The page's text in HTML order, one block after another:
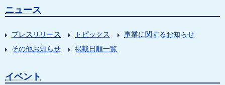
ニュース
プレスリリース トピックス
事業に関するお知らせ
その他お知らせ
掲載日順一覧
イベント